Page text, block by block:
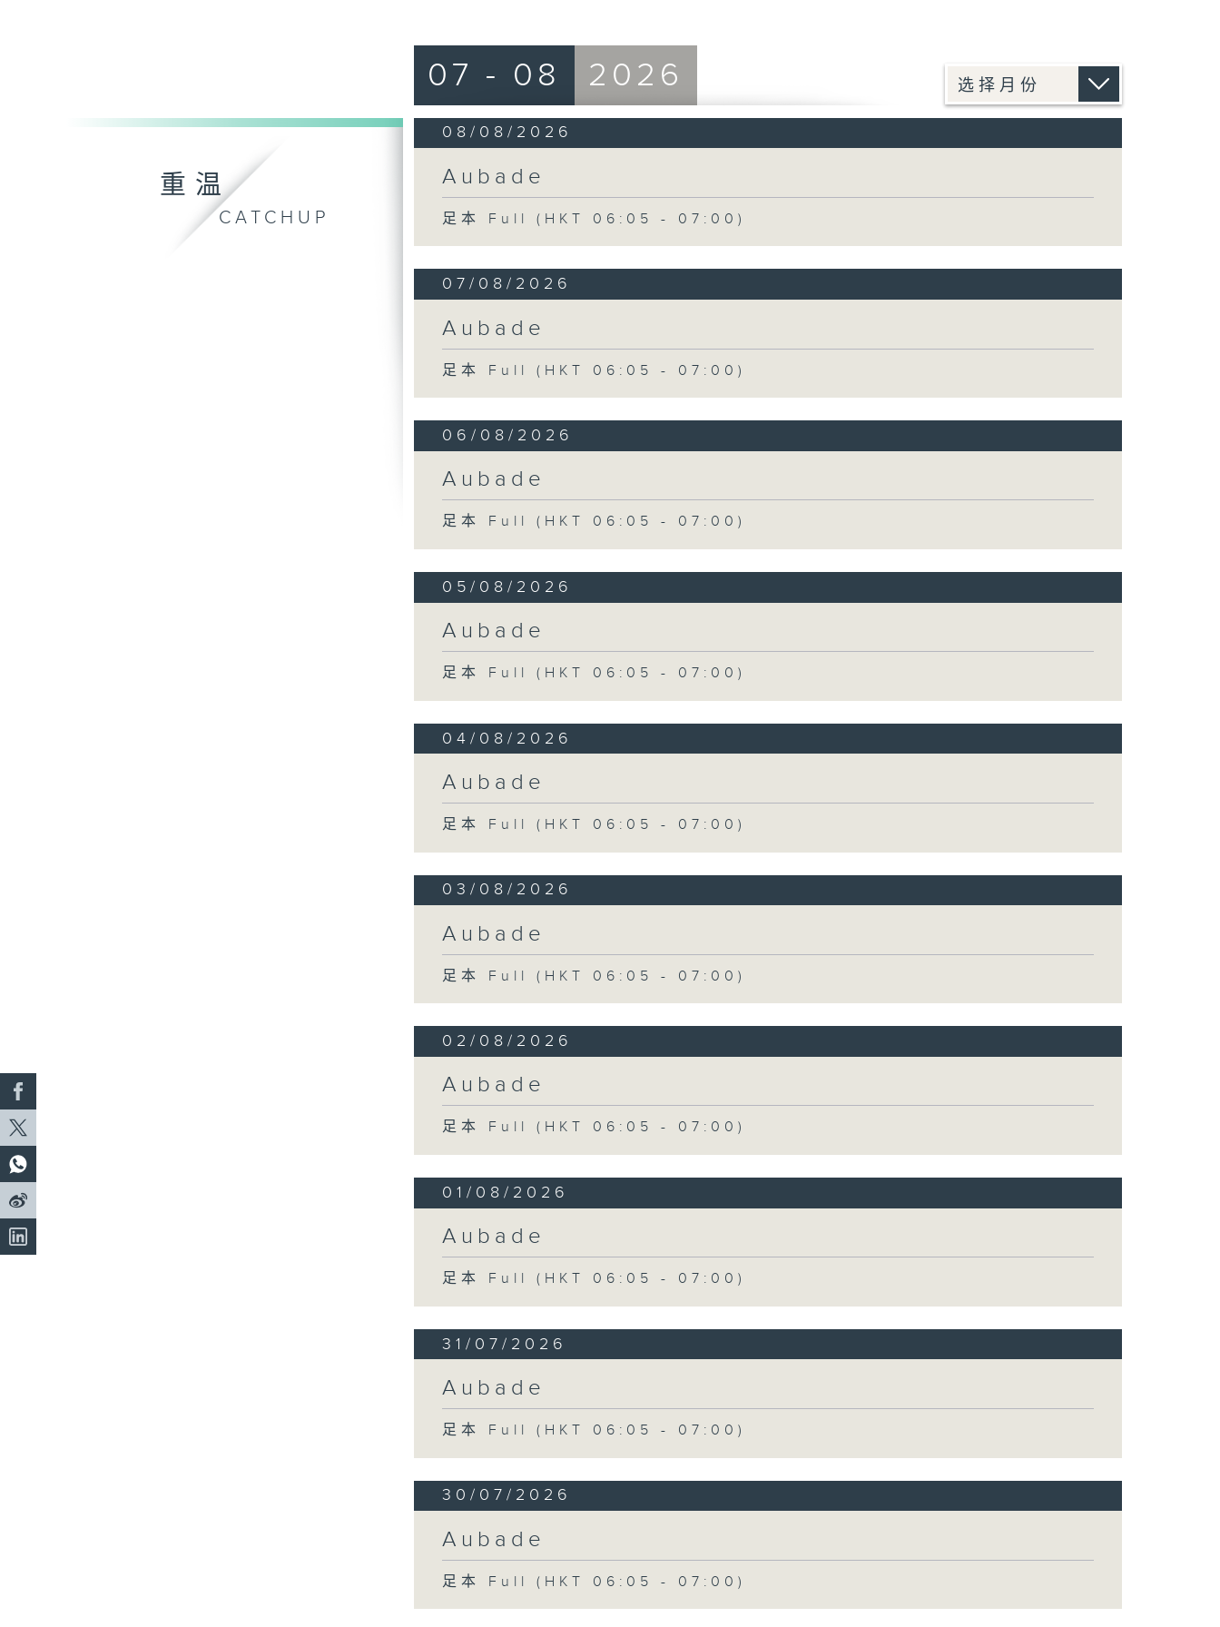
重温
CATCHUP
07 - 08 2026
08/08/2026
Aubade
足本 Full (HKT 06:05 - 07:00)
07/08/2026
Aubade
足本 Full (HKT 06:05 - 07:00)
06/08/2026
Aubade
足本 Full (HKT 06:05 - 07:00)
05/08/2026
Aubade
足本 Full (HKT 06:05 - 07:00)
04/08/2026
Aubade
足本 Full (HKT 06:05 - 07:00)
03/08/2026
Aubade
足本 Full (HKT 06:05 - 07:00)
02/08/2026
Aubade
足本 Full (HKT 06:05 - 07:00)
01/08/2026
Aubade
足本 Full (HKT 06:05 - 07:00)
31/07/2026
Aubade
足本 Full (HKT 06:05 - 07:00)
30/07/2026
Aubade
足本 Full (HKT 06:05 - 07:00)